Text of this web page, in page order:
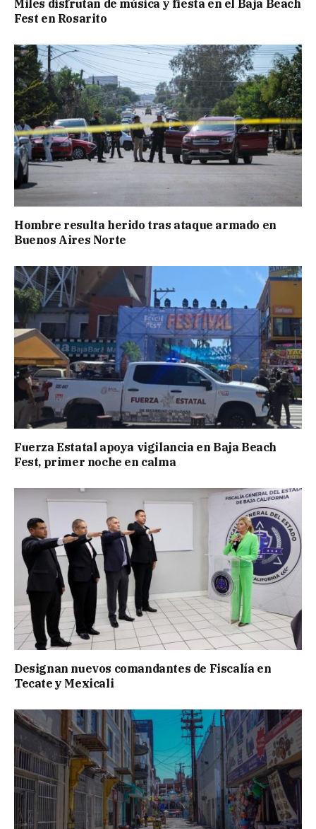
Miles disfrutan de música y fiesta en el Baja Beach
Fest en Rosarito
Hombre resulta herido tras ataque armado en
Buenos Aires Norte
Fuerza Estatal apoya vigilancia en Baja Beach
Fest, primer noche en calma
Designan nuevos comandantes de Fiscalía en
Tecate y Mexicali